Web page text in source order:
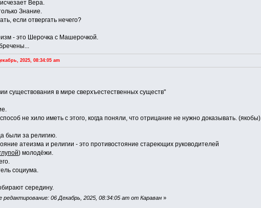
Вера.
Знание.
если отвергать нечего?
- это Шерочка с Машерочкой.
2025, 08:34:05 am
существования в мире сверхъестественных существ"
не хило иметь с этого, когда поняли, что отрицание не нужно доказывать. (якобы).
были за религию.
атеизма и религии - это противостояние стареющих руководителей
) молодёжи.
социума.
середину.
редактирование: 06 Декабрь, 2025, 08:34:05 am от Караван »